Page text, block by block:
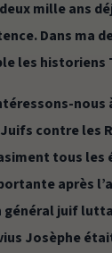
mille ans
Dans ma
les
contre les
tous
après
général juif
Josèphe